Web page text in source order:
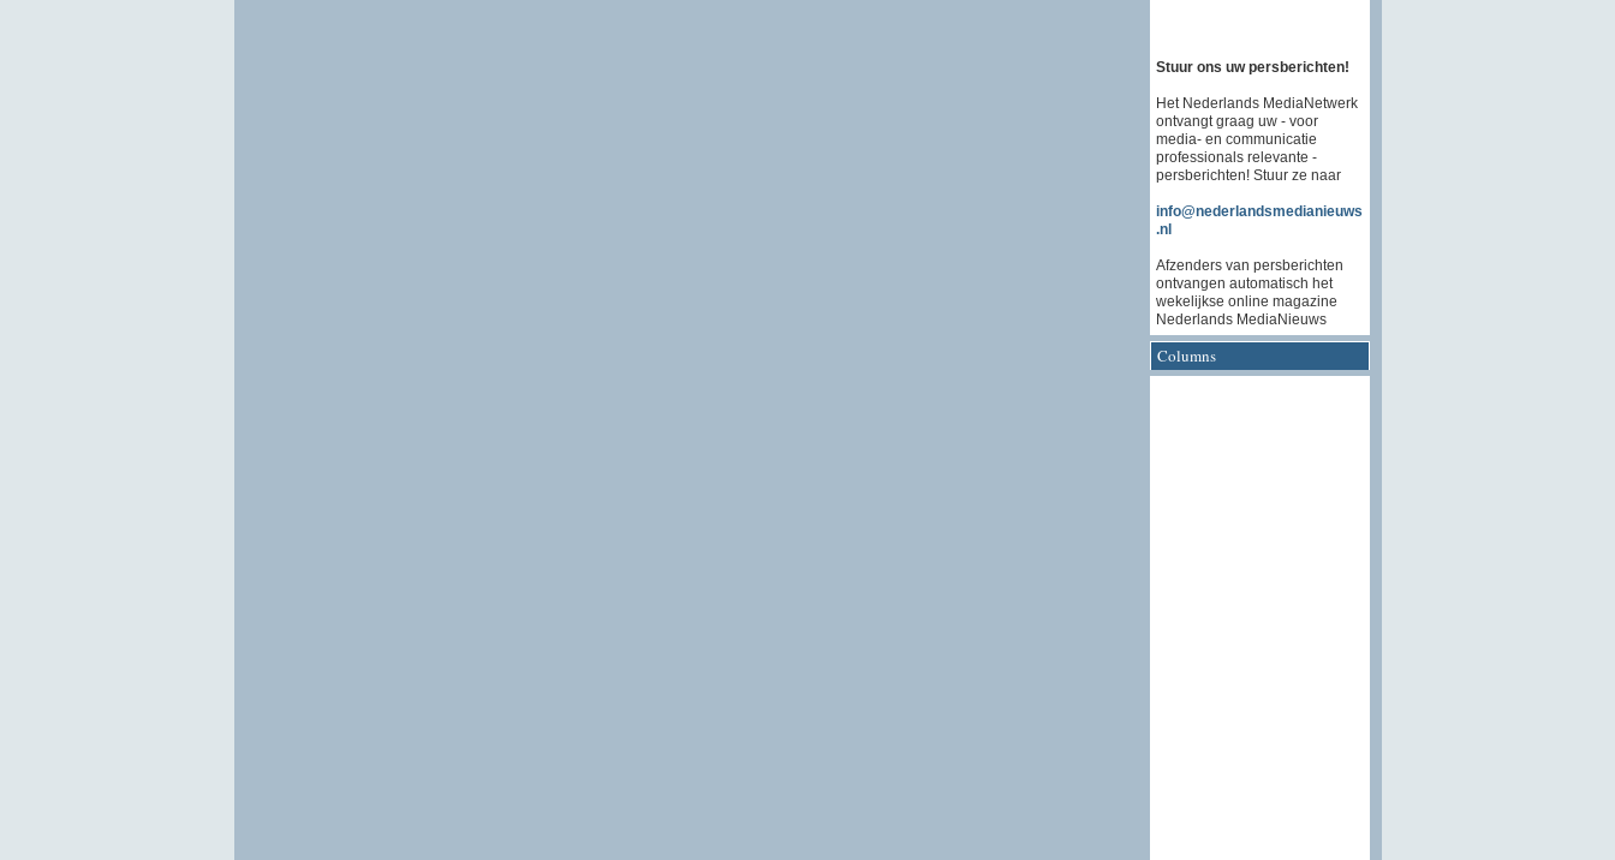
Stuur ons uw persberichten!
Het Nederlands MediaNetwerk
ontvangt graag uw - voor
media- en communicatie
professionals relevante -
persberichten! Stuur ze naar
info@nederlandsmedianieuws
.nl
Afzenders van persberichten
ontvangen automatisch het
wekelijkse online magazine
Nederlands MediaNieuws
Columns